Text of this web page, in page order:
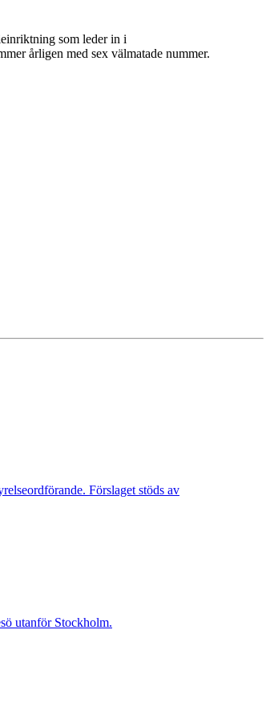
som leder in i
årligen med sex välmatade nummer.
Förslaget stöds av
utanför Stockholm.